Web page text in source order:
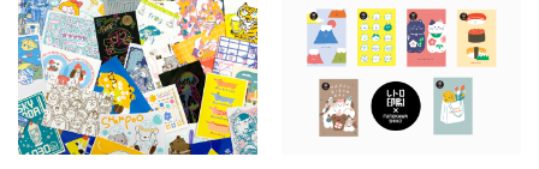
カートを見る
お買い物ガイド
よくある質問